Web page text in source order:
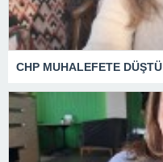
CHP MUHALEFETE DÜŞTÜ